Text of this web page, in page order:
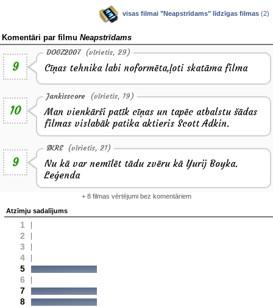
visas filmai "Neapstrīdams" līdzīgas filmas (2)
Komentāri par filmu Neapstrīdams
9
DOGZ2007 (vīrietis, 29)
Cīņas tehnika labi noformēta,ļoti skatāma filma
10
Jankisscore (vīrietis, 19)
Man vienkārši patīk cīņas un tapēc atbalstu šādas
filmas vislabāk patika aktieris Scott Adkin.
9
SKRE (vīrietis, 21)
Nu kā var nemīlēt tādu zvēru kā Yurij Boyka.
Leģenda
+ 8 filmas vērtējumi bez komentāriem
Atzīmju sadalījums
1
2
3
4
5
6
7
8